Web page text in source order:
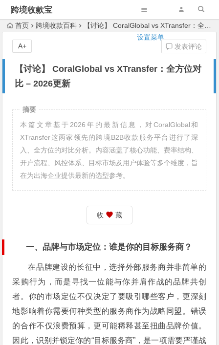
跨境收款宝
设置菜单
首页 跨境收款百科 【讨论】 CoralGlobal vs XTransfer：全方位对比 – 2026更新
【讨论】 CoralGlobal vs XTransfer：全方位对
比 – 2026更新
发表评论
A+
摘要
本篇文章基于2026年的最新信息，对CoralGlobal和
XTransfer这两家领先的跨境B2B收款服务平台进行了深
入、全方位的对比分析。内容涵盖了核心功能、费率结构、
开户流程、风控体系、目标市场及用户体验等多个维度，旨
在为出海企业提供最新的选型参考。
收 藏
一、品牌与市场定位：谁是你的目标服务商？
在品牌建设的长征中，选择外部服务商并非简单的
采购行为，而是寻找一位能与你并肩作战的品牌共创
者。你的市场定位不仅决定了要吸引哪些客户，更深刻
地影响着你需要何种类型的服务商作为战略同盟。错误
的合作不仅浪费预算，更可能稀释甚至扭曲品牌价值。
因此，识别并锁定你的“目标服务商”，是一项需要严谨战